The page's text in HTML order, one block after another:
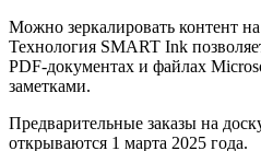
Можно зеркалировать контент
Технология SMART Ink
PDF-документах и файлах
заметками.
Предварительные заказы на
открываются 1 марта 2025 года.